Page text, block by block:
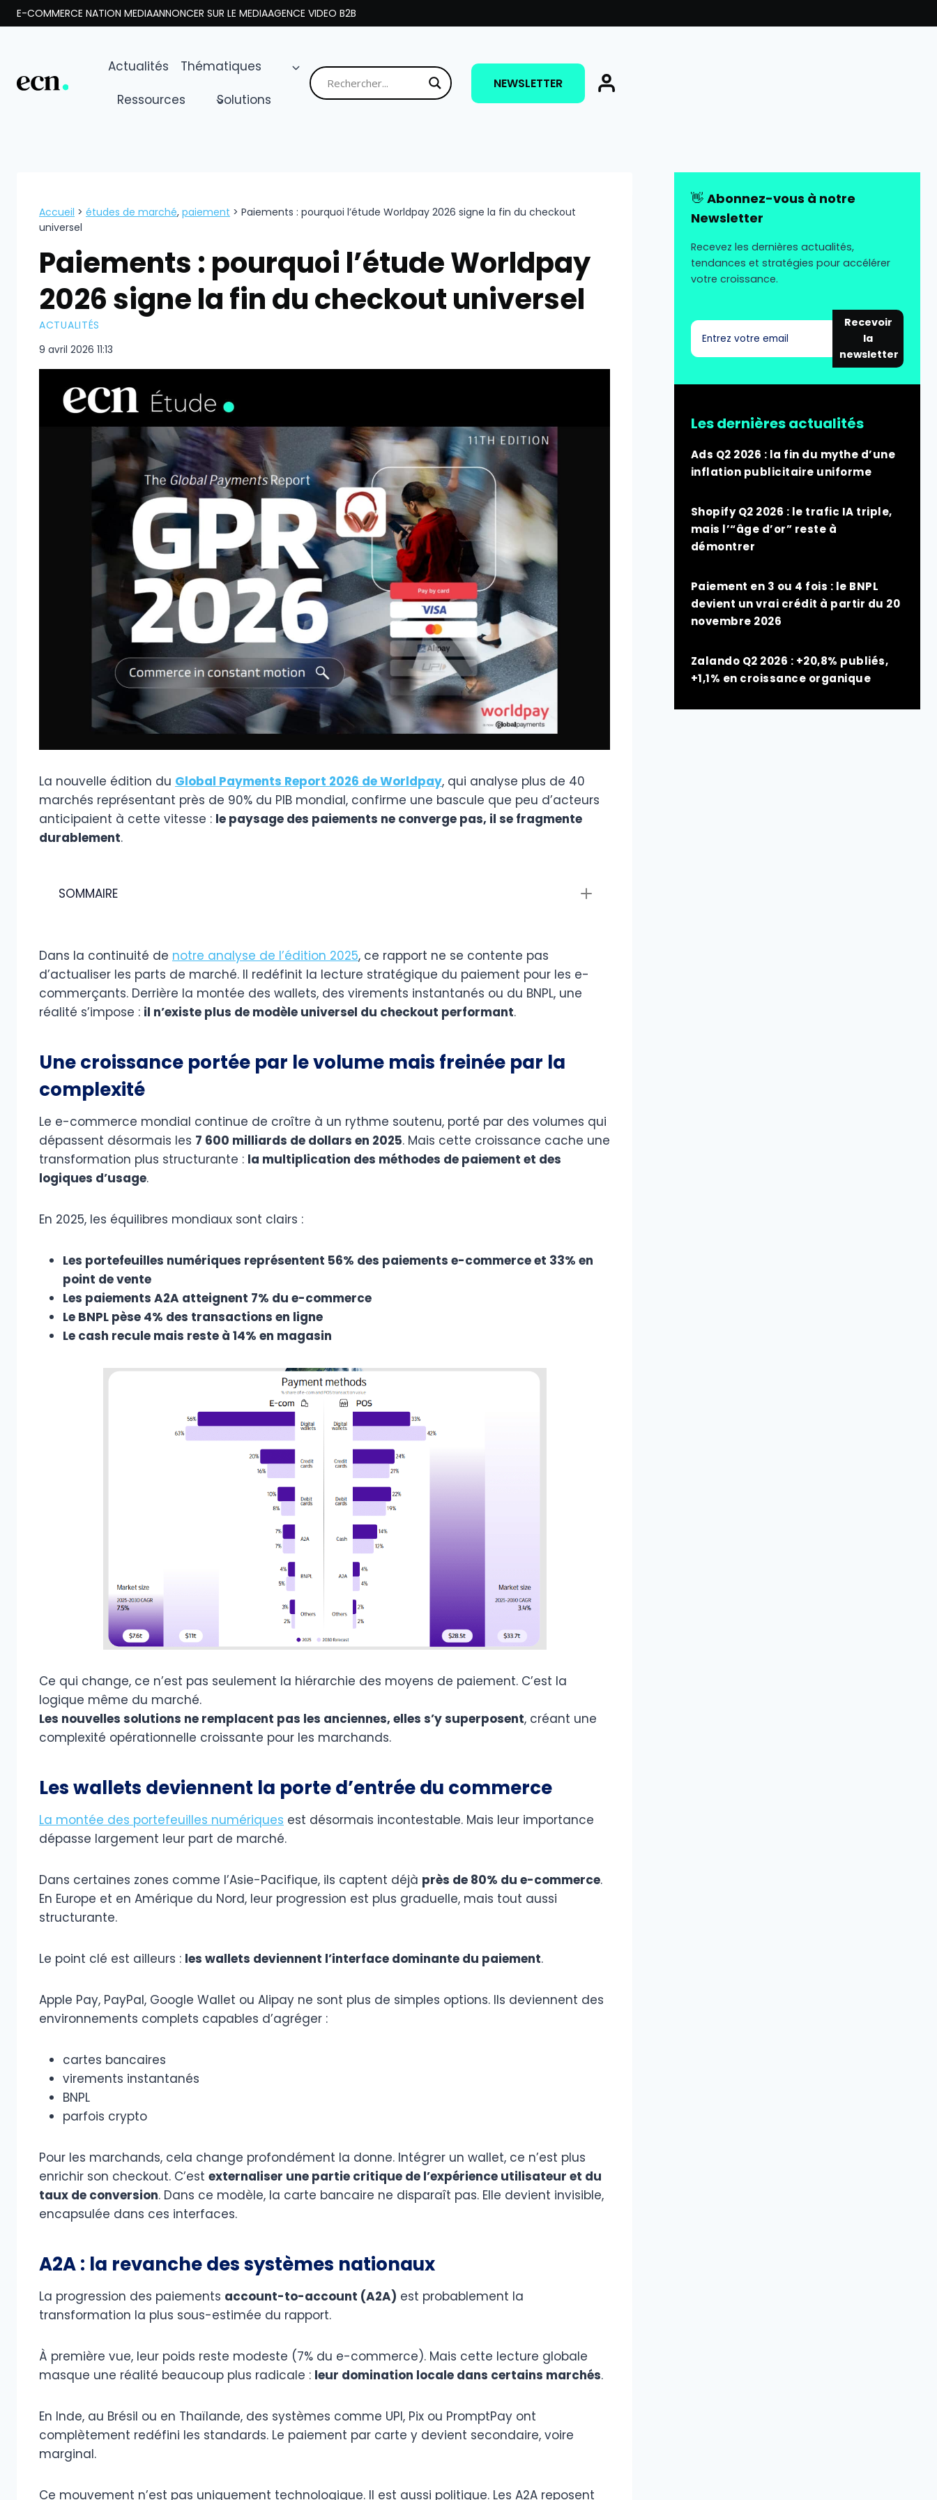
Aller
au
E-COMMERCE NATION MEDIAANNONCER SUR LE MEDIAAGENCE VIDEO B2B
Actualités
Thématiques
Ressources
Solutions
NEWSLETTER
Accueil > études de marché, paiement > Paiements : pourquoi l’étude Worldpay 2026 signe la fin du checkout
universel
Paiements : pourquoi l’étude Worldpay
2026 signe la fin du checkout universel
ACTUALITÉS
9 avril 2026 11:13
La nouvelle édition du Global Payments Report 2026 de Worldpay, qui analyse plus de 40
marchés représentant près de 90% du PIB mondial, confirme une bascule que peu d’acteurs
anticipaient à cette vitesse : le paysage des paiements ne converge pas, il se fragmente
durablement.
SOMMAIRE
Dans la continuité de notre analyse de l’édition 2025, ce rapport ne se contente pas
d’actualiser les parts de marché. Il redéfinit la lecture stratégique du paiement pour les e-
commerçants. Derrière la montée des wallets, des virements instantanés ou du BNPL, une
réalité s’impose : il n’existe plus de modèle universel du checkout performant.
Une croissance portée par le volume mais freinée par la
complexité
Le e-commerce mondial continue de croître à un rythme soutenu, porté par des volumes qui
dépassent désormais les 7 600 milliards de dollars en 2025. Mais cette croissance cache une
transformation plus structurante : la multiplication des méthodes de paiement et des
logiques d’usage.
En 2025, les équilibres mondiaux sont clairs :
Les portefeuilles numériques représentent 56% des paiements e-commerce et 33% en
point de vente
Les paiements A2A atteignent 7% du e-commerce
Le BNPL pèse 4% des transactions en ligne
Le cash recule mais reste à 14% en magasin
Ce qui change, ce n’est pas seulement la hiérarchie des moyens de paiement. C’est la
logique même du marché.
Les nouvelles solutions ne remplacent pas les anciennes, elles s’y superposent, créant une
complexité opérationnelle croissante pour les marchands.
Les wallets deviennent la porte d’entrée du commerce
La montée des portefeuilles numériques est désormais incontestable. Mais leur importance
dépasse largement leur part de marché.
Dans certaines zones comme l’Asie-Pacifique, ils captent déjà près de 80% du e-commerce.
En Europe et en Amérique du Nord, leur progression est plus graduelle, mais tout aussi
structurante.
Le point clé est ailleurs : les wallets deviennent l’interface dominante du paiement.
Apple Pay, PayPal, Google Wallet ou Alipay ne sont plus de simples options. Ils deviennent des
environnements complets capables d’agréger :
cartes bancaires
virements instantanés
BNPL
parfois crypto
Pour les marchands, cela change profondément la donne. Intégrer un wallet, ce n’est plus
enrichir son checkout. C’est externaliser une partie critique de l’expérience utilisateur et du
taux de conversion. Dans ce modèle, la carte bancaire ne disparaît pas. Elle devient invisible,
encapsulée dans ces interfaces.
A2A : la revanche des systèmes nationaux
La progression des paiements account-to-account (A2A) est probablement la
transformation la plus sous-estimée du rapport.
À première vue, leur poids reste modeste (7% du e-commerce). Mais cette lecture globale
masque une réalité beaucoup plus radicale : leur domination locale dans certains marchés.
En Inde, au Brésil ou en Thaïlande, des systèmes comme UPI, Pix ou PromptPay ont
complètement redéfini les standards. Le paiement par carte y devient secondaire, voire
marginal.
Ce mouvement n’est pas uniquement technologique. Il est aussi politique. Les A2A reposent
👋 Abonnez-vous à notre
Newsletter
Recevez les dernières actualités,
tendances et stratégies pour accélérer
votre croissance.
Recevoir
la
newsletter
Les dernières actualités
Ads Q2 2026 : la fin du mythe d’une
inflation publicitaire uniforme
Shopify Q2 2026 : le trafic IA triple,
mais l’“âge d’or” reste à
démontrer
Paiement en 3 ou 4 fois : le BNPL
devient un vrai crédit à partir du 20
novembre 2026
Zalando Q2 2026 : +20,8% publiés,
+1,1% en croissance organique